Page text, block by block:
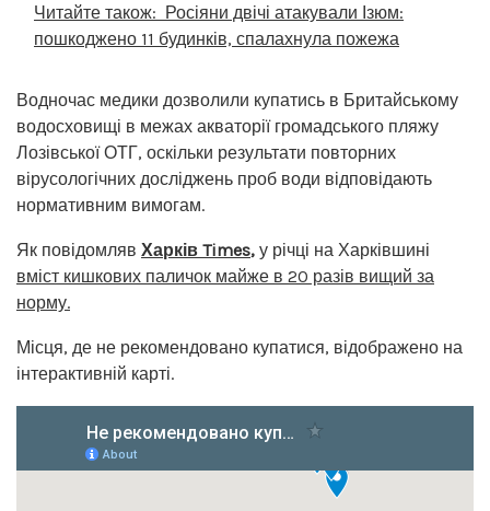
Читайте також: Росіяни двічі атакували Ізюм:
пошкоджено 11 будинків, спалахнула пожежа
Водночас медики дозволили купатись в Бритайському
водосховищі в межах акваторії громадського пляжу
Лозівської ОТГ, оскільки результати повторних
вірусологічних досліджень проб води відповідають
нормативним вимогам.
Як повідомляв Харків Times, у річці на Харківшині
вміст кишкових паличок майже в 20 разів вищий за
норму.
Місця, де не рекомендовано купатися, відображено на
інтерактивній карті.